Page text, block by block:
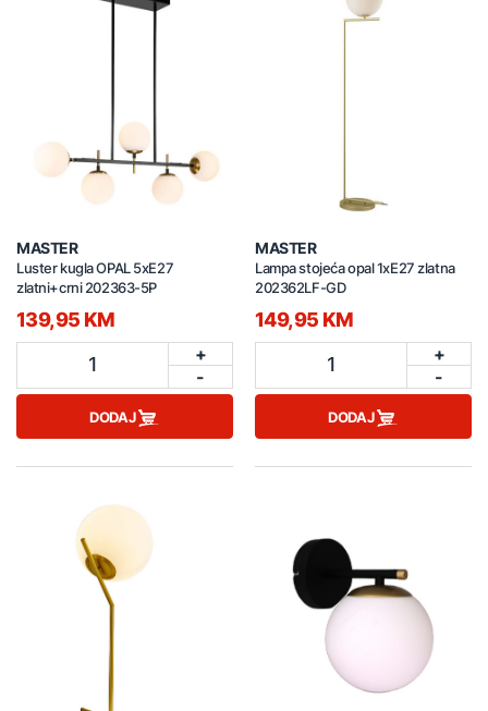
MASTER
Luster kugla OPAL 5xE27
zlatni+crni 202363-5P
139,95 KM
1
+
-
DODAJ
MASTER
Lampa stojeća opal 1xE27 zlatna
202362LF-GD
149,95 KM
1
+
-
DODAJ